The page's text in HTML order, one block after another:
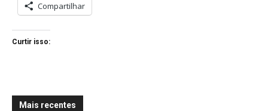
Compartilhar
Curtir isso:
Mais recentes